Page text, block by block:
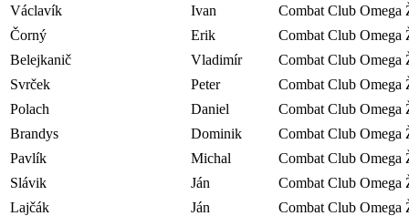
Václavík
Ivan
Combat Club Omega
Čorný
Erik
Combat Club Omega
Belejkanič
Vladimír
Combat Club Omega
Svrček
Peter
Combat Club Omega
Polach
Daniel
Combat Club Omega
Brandys
Dominik
Combat Club Omega
Pavlík
Michal
Combat Club Omega
Slávik
Ján
Combat Club Omega
Lajčák
Ján
Combat Club Omega